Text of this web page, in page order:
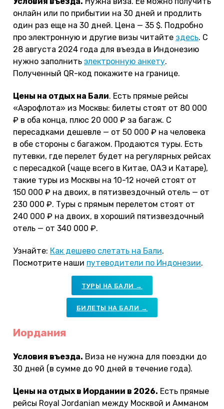
онлайн или по прибытии на 30 дней и продлить
один раз еще на 30 дней. Цена — 35 $. Подробно
про электронную и другие визы читайте здесь. С
28 августа 2024 года для въезда в Индонезию
нужно заполнить электронную анкету.
Полученный QR-код покажите на границе.
Цены на отдых на Бали. Есть прямые рейсы
«Аэрофлота» из Москвы: билеты стоят от 80 000
₽ в оба конца, плюс 20 000 ₽ за багаж. С
пересадками дешевле — от 50 000 ₽ на человека
в обе стороны с багажом. Продаются туры. Есть
путевки, где перелет будет на регулярных рейсах
с пересадкой (чаще всего в Китае, ОАЭ и Катаре),
такие туры из Москвы на 10-12 ночей стоят от
150 000 ₽ на двоих, в пятизвездочный отель — от
230 000 ₽. Туры с прямым перелетом стоят от
240 000 ₽ на двоих, в хороший пятизвездочный
отель — от 340 000 ₽.
Узнайте: Как дешево слетать на Бали.
Посмотрите наши путеводители по Индонезии.
ТУРЫ НА БАЛИ →
БИЛЕТЫ НА БАЛИ →
Иордания
Условия въезда. Виза не нужна для поездки до
30 дней (в сумме до 90 дней в течение года).
Цены на отдых в Иордании в 2026. Есть прямые
рейсы Royal Jordanian между Москвой и Амманом